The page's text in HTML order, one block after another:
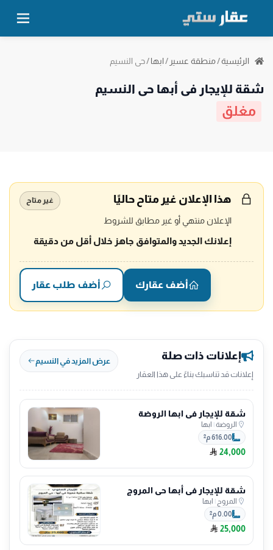
الرئيسية/منطقة عسير /ابها/حي النسيم
شقة للإيجار في أبها حي النسيم
مغلق
هذا الإعلان غير متاح حاليًا غير متاح
الإعلان منتهي أو غير مطابق للشروط
إعلانك الجديد والمتوافق جاهز خلال أقل من دقيقة
أضف عقارك أضف طلب عقار
إعلانات ذات صلة
إعلانات قد تناسبك بناءً على هذا العقار
عرض المزيد في النسيم
شقة للإيجار في ابها الروضة
الروضة| ابها
616.00 م²
24,000
شقة للإيجار في أبها حي المروج
المروج | ابها
0.00 م²
25,000